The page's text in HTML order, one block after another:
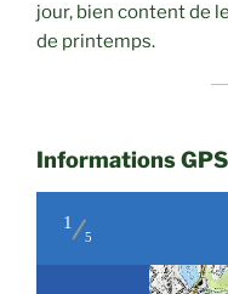
jour, bien content de
de printemps.
Informations
1
5